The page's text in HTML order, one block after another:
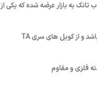
تانک به بازار عرضه شده که یکی از
این اتومایزر دارای ظرفیت 5 میلی لیتری می باشد و از کویل های سری TA